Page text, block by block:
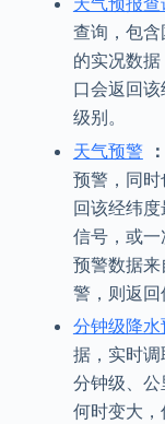
查询，包
的实况数
口会返回
级别。
天气预警
：
预警，同
回该经纬
信号，或一
预警数据
警，则返
分钟级降水
据，实时
分钟级、公
何时变大，